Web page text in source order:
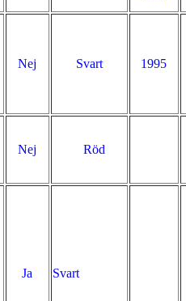
Nej Svart 1995
Nej Röd
Ja Svart